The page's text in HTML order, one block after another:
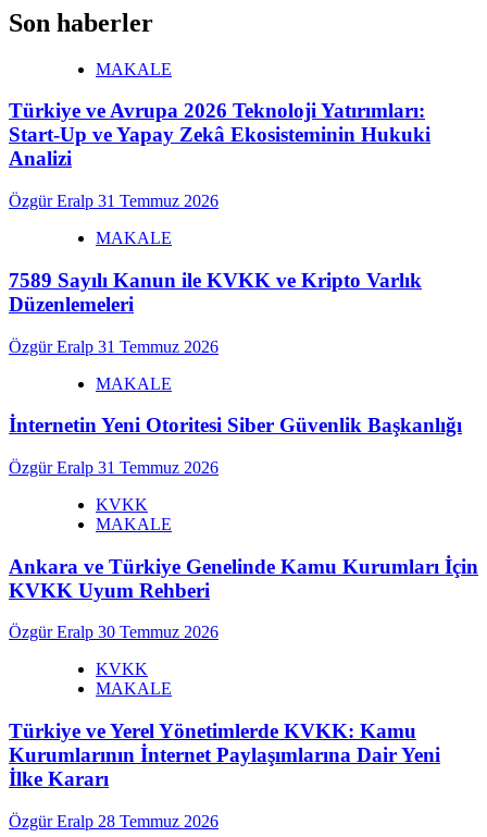
Son haberler
MAKALE
Türkiye ve Avrupa 2026 Teknoloji Yatırımları:
Start-Up ve Yapay Zekâ Ekosisteminin Hukuki
Analizi
Özgür Eralp 31 Temmuz 2026
MAKALE
7589 Sayılı Kanun ile KVKK ve Kripto Varlık
Düzenlemeleri
Özgür Eralp 31 Temmuz 2026
MAKALE
İnternetin Yeni Otoritesi Siber Güvenlik Başkanlığı
Özgür Eralp 31 Temmuz 2026
KVKK
MAKALE
Ankara ve Türkiye Genelinde Kamu Kurumları İçin
KVKK Uyum Rehberi
Özgür Eralp 30 Temmuz 2026
KVKK
MAKALE
Türkiye ve Yerel Yönetimlerde KVKK: Kamu
Kurumlarının İnternet Paylaşımlarına Dair Yeni
İlke Kararı
Özgür Eralp 28 Temmuz 2026